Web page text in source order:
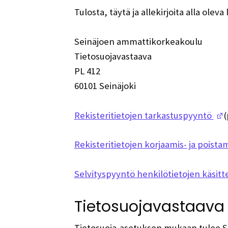
Tulosta, täytä ja allekirjoita alla
Seinäjoen ammattikorkeakoulu
Tietosuojavastaava
PL 412
60101 Seinäjoki
Rekisteritietojen tarkastuspyyntö
Rekisteritietojen korjaamis- ja
Selvityspyyntö henkilötietojen
Tietosuojavastaava